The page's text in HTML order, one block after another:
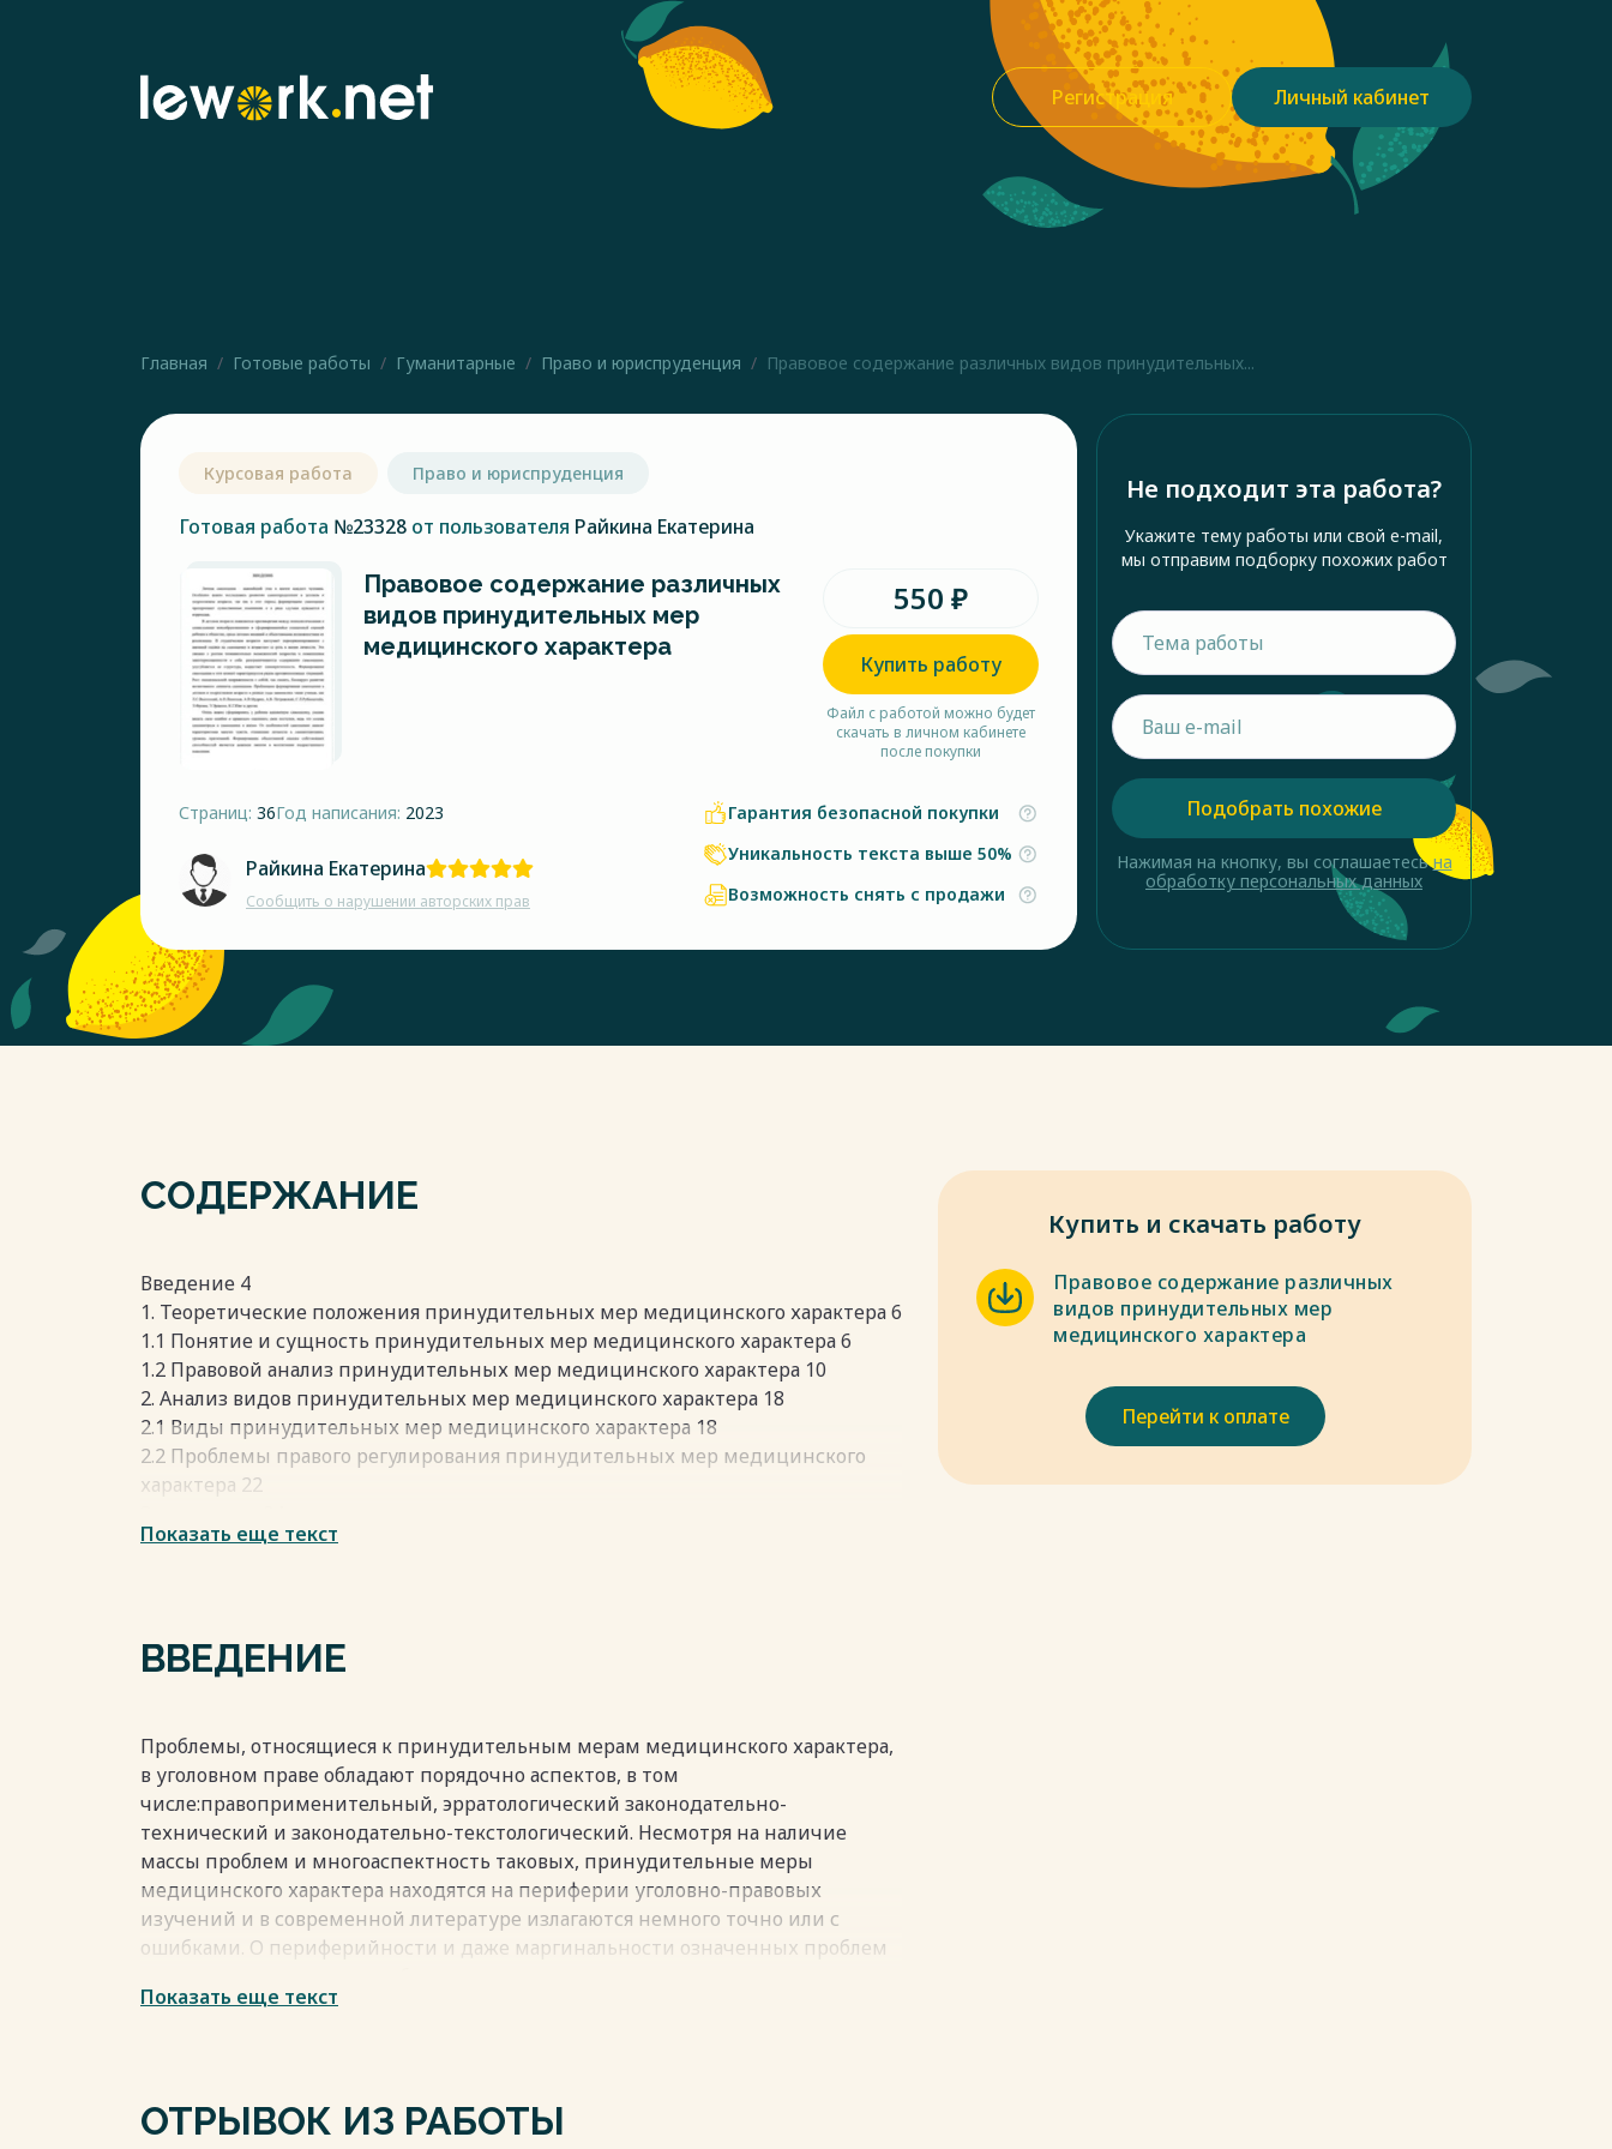
Регистрация Личный кабинет
Главная Готовые работы Гуманитарные Право и юриспруденция Правовое содержание различных видов принудительных...
Курсовая работа Право и юриспруденция
Готовая работа №23328 от пользователя Райкина Екатерина
Правовое содержание различных
видов принудительных мер
медицинского характера
550 ₽
Купить работу
Файл с работой можно будет
скачать в личном кабинете
после покупки
Страниц: 36Год написания: 2023
Райкина Екатерина
Сообщить о нарушении авторских прав
Гарантия безопасной покупки
Уникальность текста выше 50%
Возможность снять с продажи
Не подходит эта работа?
Укажите тему работы или свой e-mail,
мы отправим подборку похожих работ
Подобрать похожие
Нажимая на кнопку, вы соглашаетесьна
обработку персональных данных
СОДЕРЖАНИЕ
Введение 4
1. Теоретические положения принудительных мер медицинского характера 6
1.1 Понятие и сущность принудительных мер медицинского характера 6
1.2 Правовой анализ принудительных мер медицинского характера 10
2. Анализ видов принудительных мер медицинского характера 18
2.1 Виды принудительных мер медицинского характера 18
2.2 Проблемы правого регулирования принудительных мер медицинского
характера 22
Список использованных источников 36
Показать еще текст
ВВЕДЕНИЕ
Проблемы, относящиеся к принудительным мерам медицинского характера,
в уголовном праве обладают порядочно аспектов, в том
числе:правоприменительный, эрратологический законодательно-
технический и законодательно-текстологический. Несмотря на наличие
массы проблем и многоаспектность таковых, принудительные меры
медицинского характера находятся на периферии уголовно-правовых
изучений и в современной литературе излагаются немного точно или с
ошибками. О периферийности и даже маргинальности означенных проблем
принудительных мер медицинского характера в больших работах по
подтвержденных мер. Предмет исследования: общественные
Показать еще текст
ОТРЫВОК ИЗ РАБОТЫ
Купить и скачать работу
Правовое содержание различных
видов принудительных мер
медицинского характера
Перейти к оплате